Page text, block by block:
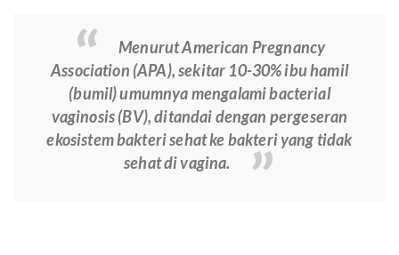
Menurut American Pregnancy
Association (APA), sekitar 10-30% ibu hamil
(bumil) umumnya mengalami bacterial
vaginosis (BV), ditandai dengan pergeseran
ekosistem bakteri sehat ke bakteri yang tidak
sehat di vagina.